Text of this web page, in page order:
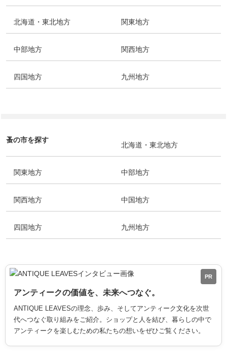
北海道・東北地方 関東地方
中部地方 関西地方
四国地方 九州地方
蚤の市を探す
北海道・東北地方
関東地方 中部地方
関西地方 中国地方
四国地方 九州地方
PR
アンティークの価値を、未来へつなぐ。
ANTIQUE LEAVESの理念、歩み、そしてアンティーク文化を次世
代へつなぐ取り組みをご紹介。ショップと人を結び、暮らしの中で
アンティークを楽しむための私たちの想いをぜひご覧ください。